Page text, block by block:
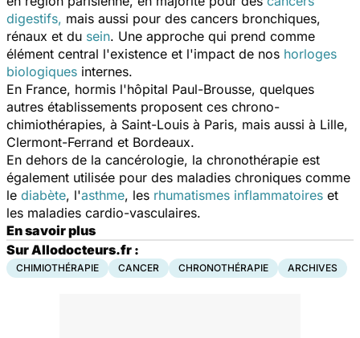
digestifs, mais aussi pour des cancers bronchiques,
rénaux et du sein. Une approche qui prend comme
élément central l'existence et l'impact de nos horloges
biologiques internes.
En France, hormis l'hôpital Paul-Brousse, quelques
autres établissements proposent ces chrono-
chimiothérapies, à Saint-Louis à Paris, mais aussi à Lille,
Clermont-Ferrand et Bordeaux.
En dehors de la cancérologie, la chronothérapie est
également utilisée pour des maladies chroniques comme
le diabète, l'asthme, les rhumatismes inflammatoires et
les maladies cardio-vasculaires.
En savoir plus
Sur Allodocteurs.fr :
CHIMIOTHÉRAPIE CANCER CHRONOTHÉRAPIE ARCHIVES